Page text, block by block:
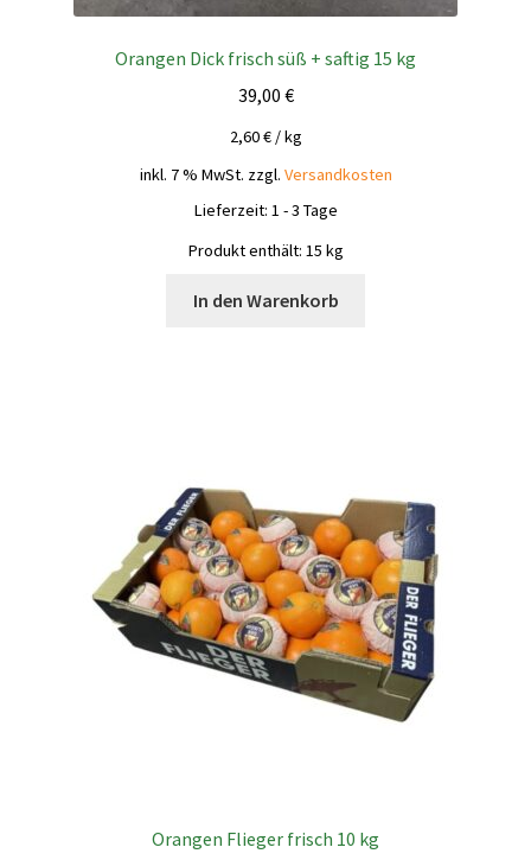
Orangen Dick frisch süß + saftig 15 kg
39,00 €
2,60€/kg
inkl. 7 % MwSt. zzgl. Versandkosten
Lieferzeit: 1 - 3 Tage
Produkt enthält: 15 kg
In den Warenkorb
Orangen Flieger frisch 10 kg